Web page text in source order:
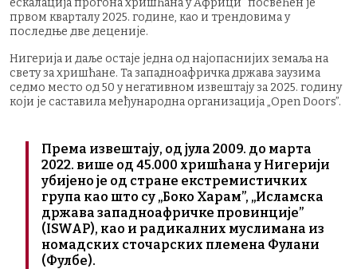
првом кварталу 2025. године, као и трендовима у
последње две деценије.
Нигерија и даље остаје једна од најопаснијих земаља на
свету за хришћане. Та западноафричка држава заузима
седмо место од 50 у негативном извештају за 2025. годину
који је саставила међународна организација „Open Doors”.
Према извештају, од јула 2009. до марта
2022. више од 45.000 хришћана у Нигерији
убијено је од стране екстремистичких
група као што су „Боко Харам”, „Исламска
држава западноафричке провинције”
(ISWAP), као и радикалних муслимана из
номадских сточарских племена Фулани
(Фулбе).